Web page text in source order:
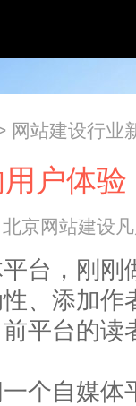
网站建设行业
户体验
京网站建设
，刚刚
、添加
平台的
自媒体